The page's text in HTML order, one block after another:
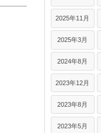
2025年11月
2025年3月
2024年8月
2023年12月
2023年8月
2023年5月